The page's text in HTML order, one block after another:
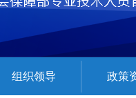
组织领导 政策